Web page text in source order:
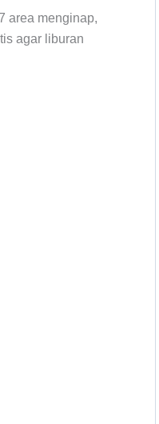
area menginap,
agar liburan